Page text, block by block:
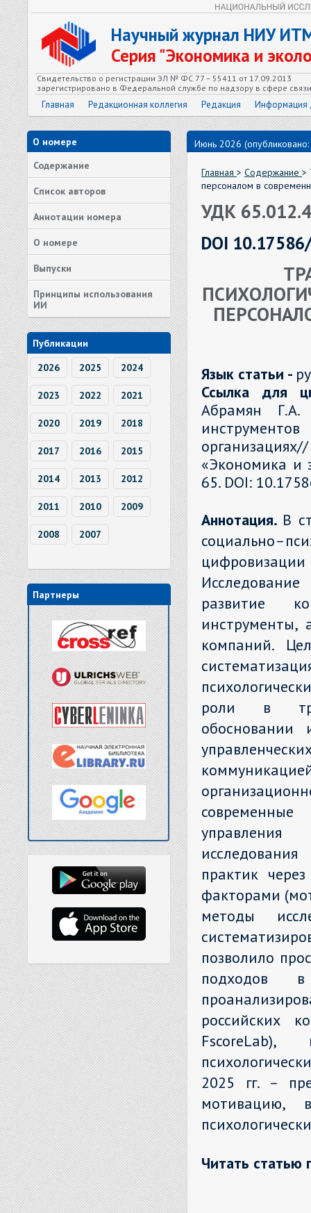
Научный журнал НИУ
Серия "Экономика и
Свидетельство о регистрации ЭЛ № ФС 77 – 55411 от 17.09.2013
зарегистрировано в Федеральной службе по надзору в сфере
Главная Редакционная коллегия Редакция Информация
О номере
Содержание
Список авторов
Аннотации номера
О номере
Выпуски
Принципы использования
ИИ
Публикации
2026
2025 2024
2023 2022 2021
2020 2019 2018
2017 2016 2015
2014 2013 2012
2011 2010 2009
2008 2007
Партнеры
Июнь 2026
Главная > Содержание >
персоналом в
УДК
DOI
Язык статьи -
Ссылка для
Абрамян Г.А.
«Экономика и
65. DOI:
Аннотация. В
развитие
инструменты,
компаний.
роли в
современные
практик
факторами
методы
позволило
подходов
российских
2025 гг. –
мотивацию,
Читать статью